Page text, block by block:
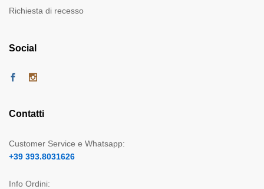
Richiesta di recesso
Social
Contatti
Customer Service e Whatsapp:
+39 393.8031626
Info Ordini: